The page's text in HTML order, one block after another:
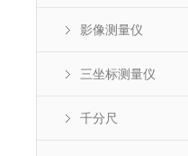
影像测量仪
三坐标测量仪
千分尺